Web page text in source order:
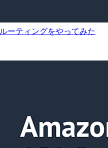
ーティングをやってみた